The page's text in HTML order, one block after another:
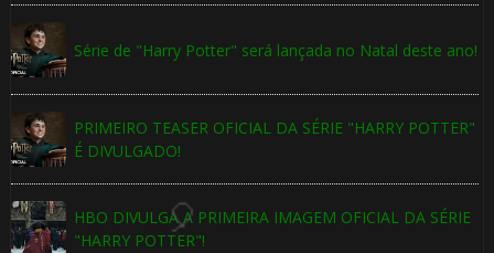
Série de "Harry Potter" será lançada no Natal deste ano!
PRIMEIRO TEASER OFICIAL DA SÉRIE "HARRY POTTER"
É DIVULGADO!
HBO DIVULGA A PRIMEIRA IMAGEM OFICIAL DA SÉRIE
"HARRY POTTER"!
🎈
⚡